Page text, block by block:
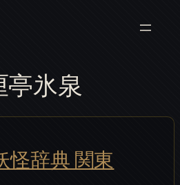
亭氷泉
怪辞典 関東